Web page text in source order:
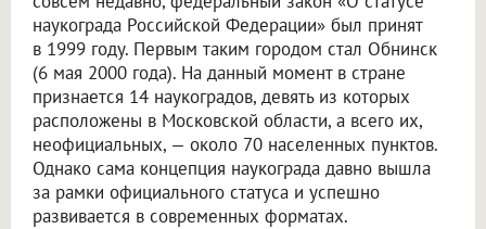
наукограда Российской Федерации» был принят
в 1999 году. Первым таким городом стал Обнинск
(6 мая 2000 года). На данный момент в стране
признается 14 наукоградов, девять из которых
расположены в Московской области, а всего их,
неофициальных, — около 70 населенных пунктов.
Однако сама концепция наукограда давно вышла
за рамки официального статуса и успешно
развивается в современных форматах.